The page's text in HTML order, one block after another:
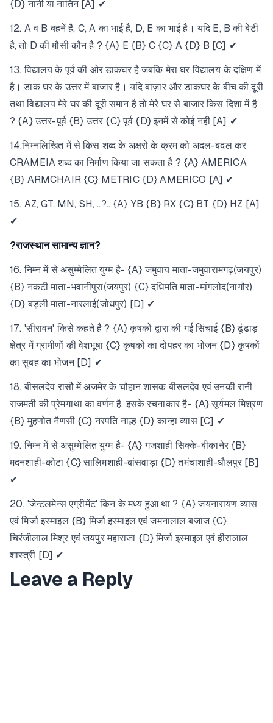
{D} नानी या नातिन [A] ✔
12. A व B बहनें हैं, C, A का भाई है, D, E का भाई है। यदि E, B की बेटी
है, तो D की मौसी कौन है ? {A} E {B} C {C} A {D} B [C] ✔
13. विद्यालय के पूर्व की ओर डाकघर है जबकि मेरा घर विद्यालय के दक्षिण में
है। डाक घर के उत्तर में बाजार है। यदि बाज़ार और डाकघर के बीच की दूरी
तथा विद्यालय मेरे घर की दूरी समान है तो मेरे घर से बाजार किस दिशा में है
? {A} उत्तर-पूर्व {B} उत्तर {C} पूर्व {D} इनमें से कोई नही [A] ✔
14.निम्नलिखित में से किस शब्द के अक्षरों के क्रम को अदल-बदल कर
CRAMEIA शब्द का निर्माण किया जा सकता है ? {A} AMERICA
{B} ARMCHAIR {C} METRIC {D} AMERICO [A] ✔
15. AZ, GT, MN, SH, ..?.. {A} YB {B} RX {C} BT {D} HZ [A]
✔
?राजस्थान सामान्य ज्ञान?
16. निम्न में से असुम्मेलित युग्म है- {A} जमुवाय माता-जमुवारामगढ़(जयपुर)
{B} नकटी माता-भवानीपुरा(जयपुर) {C} दधिमति माता-मांगलोद(नागौर)
{D} बड़ली माता-नारलाई(जोधपुर) [D] ✔
17. 'सीरावन' किसे कहते है ? {A} कृषकों द्वारा की गई सिंचाई {B} ढूंढाड़
क्षेत्र में ग्रामीणों की वेशभूषा {C} कृषकों का दोपहर का भोजन {D} कृषकों
का सुबह का भोजन [D] ✔
18. बीसलदेव रासौ में अजमेर के चौहान शासक बीसलदेव एवं उनकी रानी
राजमती की प्रेमगाथा का वर्णन है, इसके रचनाकार है- {A} सूर्यमल मिश्रण
{B} मुहणोत नैणसी {C} नरपति नाल्ह {D} कान्हा व्यास [C] ✔
19. निम्न में से असुम्मेलित युग्म है- {A} गजशाही सिक्के-बीकानेर {B}
मदनशाही-कोटा {C} सालिमशाही-बांसवाड़ा {D} तमंचाशाही-धौलपुर [B]
✔
20. 'जेन्टलमेन्स एग्रीमेंट' किन के मध्य हुआ था ? {A} जयनारायण व्यास
एवं मिर्जा इस्माइल {B} मिर्जा इस्माइल एवं जमनालाल बजाज {C}
चिरंजीलाल मिश्र एवं जयपुर महाराजा {D} मिर्जा इस्माइल एवं हीरालाल
शास्त्री [D] ✔
Leave a Reply